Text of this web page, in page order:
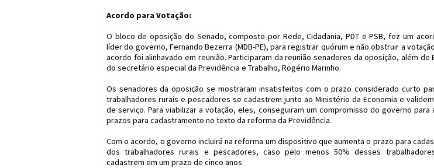
Acordo para Votação:
O bloco de oposição do Senado, composto por Rede, Cidadania, PDT e PSB, fez um
líder do governo, Fernando Bezerra (MDB-PE), para registrar quórum e não obstruir a votação
acordo foi alinhavado em reunião. Participaram da reunião senadores da oposição, além de
do secretário especial da Previdência e Trabalho, Rogério Marinho.
Os senadores da oposição se mostraram insatisfeitos com o prazo considerado curto
trabalhadores rurais e pescadores se cadastrem junto ao Ministério da Economia e
de serviço. Para viabilizar a votação, eles, conseguiram um compromisso do governo para
prazos para cadastramento no texto da reforma da Previdência.
Com o acordo, o governo incluirá na reforma um dispositivo que aumenta o prazo para
dos trabalhadores rurais e pescadores, caso pelo menos 50% desses
cadastrem em um prazo de cinco anos.